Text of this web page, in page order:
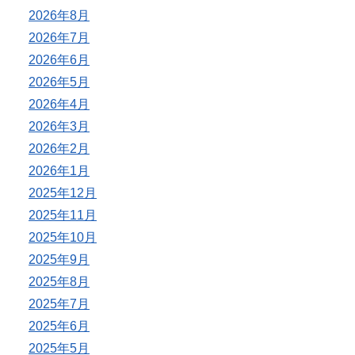
2026年8月
2026年7月
2026年6月
2026年5月
2026年4月
2026年3月
2026年2月
2026年1月
2025年12月
2025年11月
2025年10月
2025年9月
2025年8月
2025年7月
2025年6月
2025年5月